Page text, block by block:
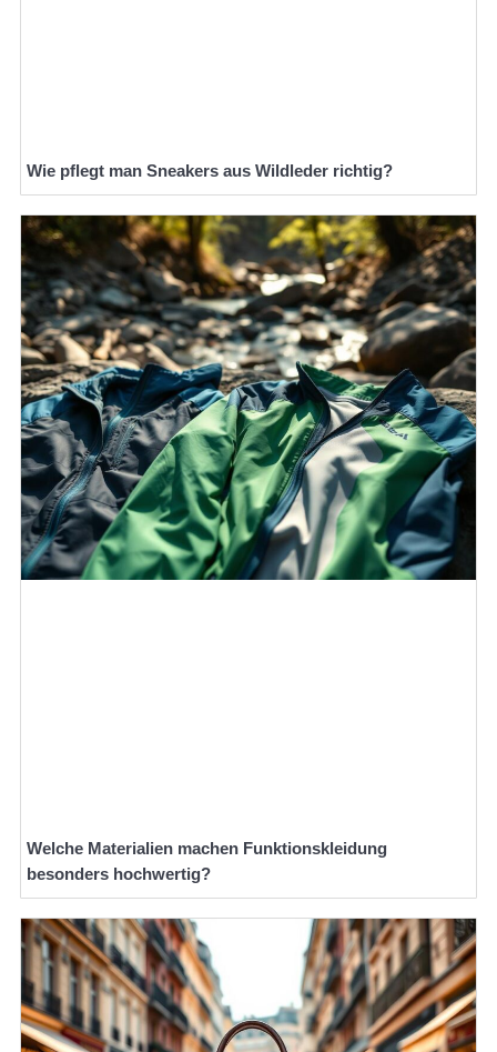
Wie pflegt man Sneakers aus Wildleder richtig?
Welche Materialien machen Funktionskleidung
besonders hochwertig?